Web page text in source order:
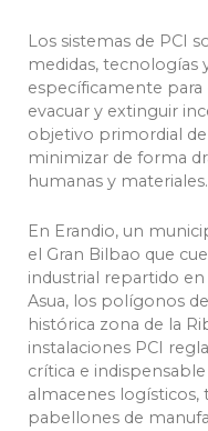
Los sistemas de PCI
medidas, tecnologías
específicamente
evacuar y extinguir
objetivo primordial de
minimizar de forma
humanas y materiales.
En Erandio, un
el Gran Bilbao que
industrial repartido en
Asua, los polígonos
histórica zona de la
instalaciones PCI
crítica e
almacenes logísticos,
pabellones de